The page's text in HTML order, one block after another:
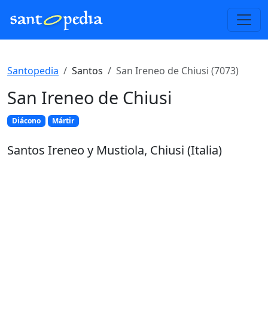
Santopedia Santos San Ireneo de Chiusi (7073)
San Ireneo de Chiusi
Diácono Mártir
Santos Ireneo y Mustiola, Chiusi (Italia)